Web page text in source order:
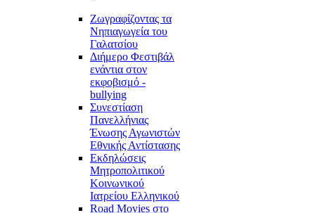
Ζωγραφίζοντας τα
Νηπιαγωγεία του
Γαλατσίου
Διήμερο Φεστιβάλ
ενάντια στον
εκφοβισμό -
bullying
Συνεστίαση
Πανελλήνιας
Ένωσης Αγωνιστών
Εθνικής Αντίστασης
Εκδηλώσεις
Μητροπολιτικού
Κοινωνικού
Ιατρείου Ελληνικού
Road Movies στο